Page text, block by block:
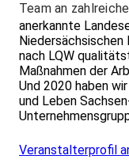
Team an
anerkannte
Niedersächsischen
nach LQW
Maßnahmen der
Und 2020 haben
und Leben
Veranstalterprofil